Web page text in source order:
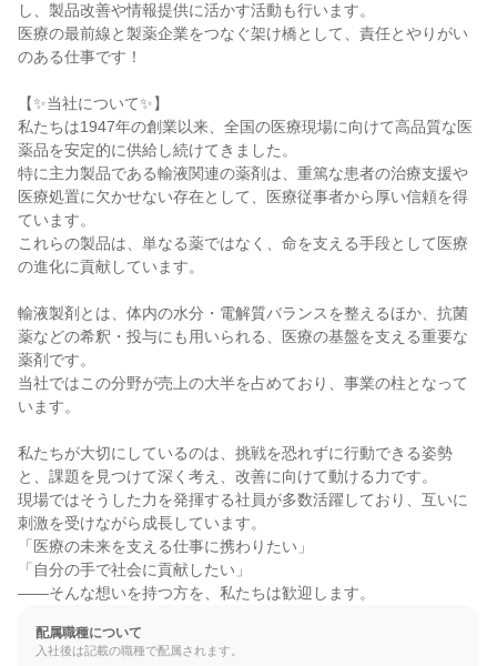
し、製品改善や情報提供に活かす活動も行います。
医療の最前線と製薬企業をつなぐ架け橋として、責任とやりがい
のある仕事です！
【✨当社について✨】
私たちは1947年の創業以来、全国の医療現場に向けて高品質な医
薬品を安定的に供給し続けてきました。
特に主力製品である輸液関連の薬剤は、重篤な患者の治療支援や
医療処置に欠かせない存在として、医療従事者から厚い信頼を得
ています。
これらの製品は、単なる薬ではなく、命を支える手段として医療
の進化に貢献しています。
輸液製剤とは、体内の水分・電解質バランスを整えるほか、抗菌
薬などの希釈・投与にも用いられる、医療の基盤を支える重要な
薬剤です。
当社ではこの分野が売上の大半を占めており、事業の柱となって
います。
私たちが大切にしているのは、挑戦を恐れずに行動できる姿勢
と、課題を見つけて深く考え、改善に向けて動ける力です。
現場ではそうした力を発揮する社員が多数活躍しており、互いに
刺激を受けながら成長しています。
「医療の未来を支える仕事に携わりたい」
「自分の手で社会に貢献したい」
――そんな想いを持つ方を、私たちは歓迎します。
配属職種について
入社後は記載の職種で配属されます。